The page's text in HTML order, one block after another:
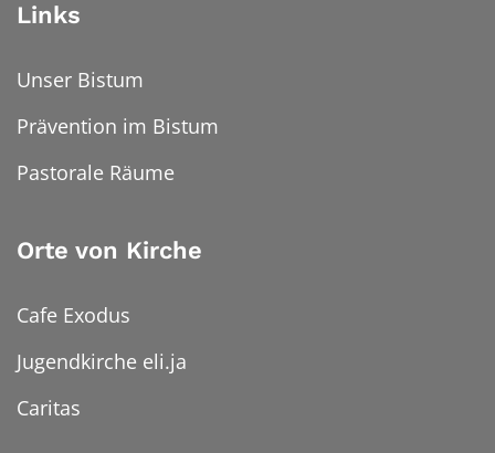
Links
Unser Bistum
Prävention im Bistum
Pastorale Räume
Orte von Kirche
Cafe Exodus
Jugendkirche eli.ja
Caritas